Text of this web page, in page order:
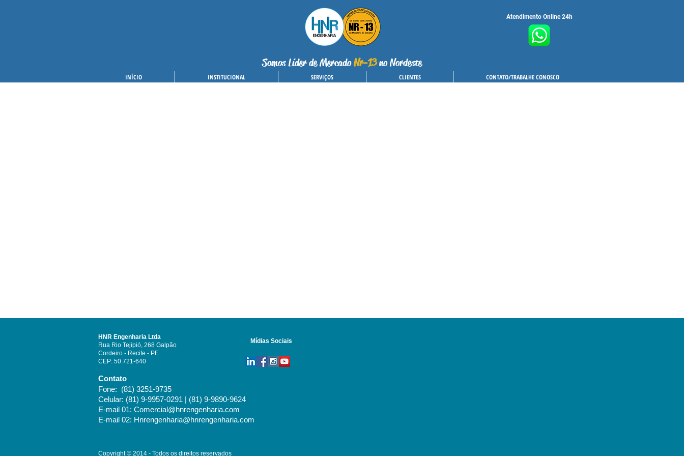
Atendimento Online 24h
Somos Líder de MercadoNr-13no Nordeste
INÍCIO INSTITUCIONAL SERVIÇOS CLIENTES CONTATO/TRABALHE CONOSCO
HNR Engenharia Ltda
Rua Rio Tejipió, 268 Galpão
Cordeiro - Recife - PE
CEP: 50.721-640
Contato
Fone: (81) 3251-9735
Celular: (81) 9-9957-0291 | (81) 9-9890-9624
E-mail 01: Comercial@hnrengenharia.com
E-mail 02: Hnrengenharia@hnrengenharia.com
Copyright © 2014 - Todos os direitos reservados
Mídias Sociais